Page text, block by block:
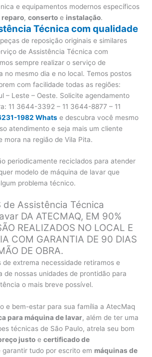
e equipamentos modernos específicos
reparo,conserto e instalação.
Técnica com qualidade
de reposição originais e similares
de Assistência Técnica com
sempre realizar o serviço de
no mesmo dia e no local. Temos postos
com facilidade todas as regiões:
– Leste – Oeste. Solicite agendamento
11 3644-3392 – 11 3644-8877 – 11
1982 Whats e descubra você mesmo
atendimento e seja mais um cliente
mora na região de Vila Pita.
periodicamente reciclados para atender
modelo de máquina de lavar que
problema técnico.
de Assistência Técnica
DA ATECMAQ, EM 90%
REALIZADOS NO LOCAL E
COM GARANTIA DE 90 DIAS
DE OBRA.
de extrema necessidade retiramos e
de nossas unidades de prontidão para
o mais breve possível.
e bem-estar para sua família a AtecMaq
para máquina de lavar, além de ter uma
técnicas de São Paulo, atrela seu bom
justo ecertificado de
garantir tudo por escrito em máquinas de